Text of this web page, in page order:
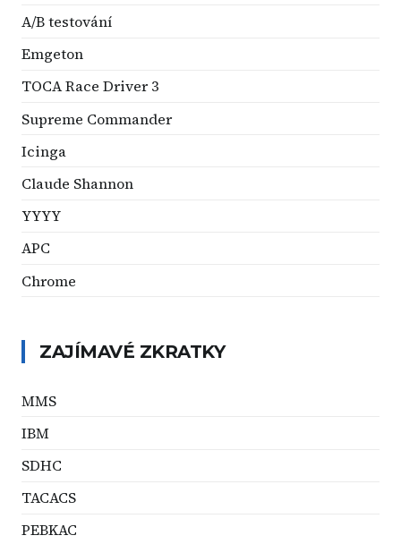
A/B testování
Emgeton
TOCA Race Driver 3
Supreme Commander
Icinga
Claude Shannon
YYYY
APC
Chrome
ZAJÍMAVÉ ZKRATKY
MMS
IBM
SDHC
TACACS
PEBKAC